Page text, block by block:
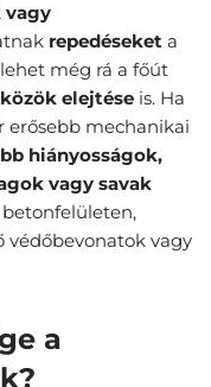
vagy
repedéseket a
még rá a főút
elejtése is. Ha
erősebb mechanikai
hiányosságok,
vagy savak
védőbevonatok vagy
a